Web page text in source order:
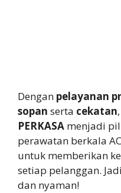
Dengan pelayanan
sopan serta cekatan,
PERKASA menjadi
perawatan berkala
untuk memberikan
setiap pelanggan.
dan nyaman!